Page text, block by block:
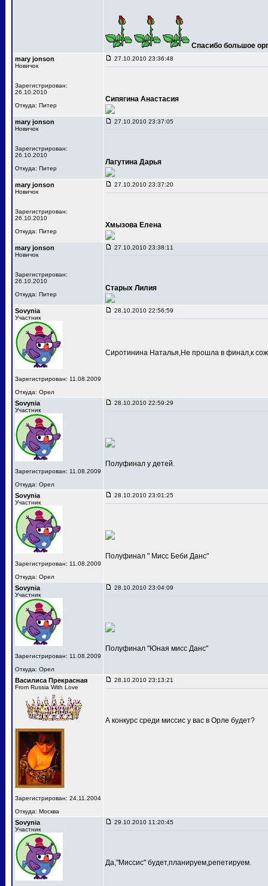
Спасибо большое
mary jonson
Новичок
Зарегистрирован:
26.10.2010
Откуда: Питер
27.10.2010 23:36:48
Сипягина Анастасия
mary jonson
Новичок
Зарегистрирован:
26.10.2010
Откуда: Питер
27.10.2010 23:37:05
Лагутина Дарья
mary jonson
Новичок
Зарегистрирован:
26.10.2010
Откуда: Питер
27.10.2010 23:37:20
Хмызова Елена
mary jonson
Новичок
Зарегистрирован:
26.10.2010
Откуда: Питер
27.10.2010 23:38:11
Старых Лилия
Sovynia
Участник
Зарегистрирован: 11.08.2009
Откуда: Орел
28.10.2010 22:56:59
Сиротинина Наталья,Не прошла в финал,к
Sovynia
Участник
Зарегистрирован: 11.08.2009
Откуда: Орел
28.10.2010 22:59:29
Полуфинал у детей.
Sovynia
Участник
Зарегистрирован: 11.08.2009
Откуда: Орел
28.10.2010 23:01:25
Полуфинал " Мисс Беби Данс"
Sovynia
Участник
Зарегистрирован: 11.08.2009
Откуда: Орел
28.10.2010 23:04:09
Полуфинал "Юная мисс Данс"
Василиса Прекрасная
From Russia With Love
Зарегистрирован: 24.11.2004
Откуда: Москва
28.10.2010 23:13:21
А конкурс среди миссис у вас в Орле будет?
Sovynia
Участник
29.10.2010 11:20:45
Да,"Миссис" будет,планируем,репетируем.